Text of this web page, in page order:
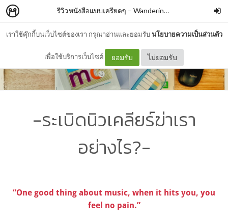
เราใช้คุ๊กกี้บนเว็บไซต์ของเรา กรุณาอ่านและยอมรับนโยบายความเป็นส่วนตัว
เพื่อใช้บริการเว็บไซต์ ยอมรับ ไม่ยอมรับ
รีวิวหนังสือแบบเครียดๆ – WanderingBook
-ระเบิดนิวเคลียร์ฆ่าเรา
อย่างไร?-
“One good thing about music, when it hits you, you
feel no pain.”